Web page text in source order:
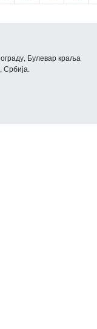
Булевар краља
Србија.